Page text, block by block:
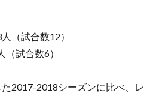
（試合数12）
試合数6）
2017-2018シーズンに比べ、レ